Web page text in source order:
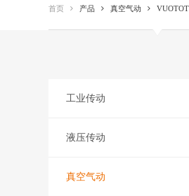
应用案例
首页 产品 真空气动
工业传动
液压传动
真空气动